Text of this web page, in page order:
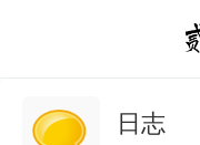
日志